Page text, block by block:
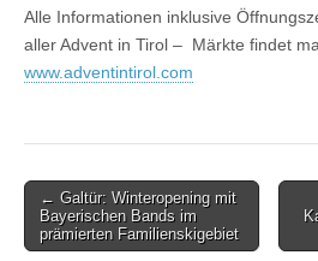
Alle Informationen inklusive
aller Advent in Tirol – Märkte findet
www.adventintirol.com
Post
navigation
← Galtür: Winteropening mit
Bayerischen Bands im
prämierten Familienskigebiet